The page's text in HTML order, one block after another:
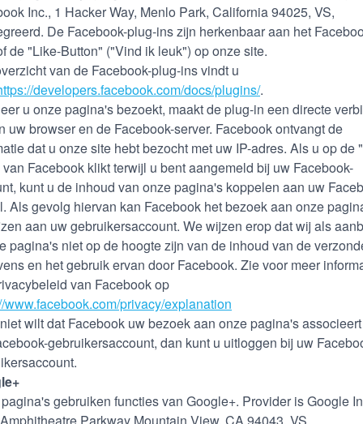
Inc., 1 Hacker Way, Menlo Park, California 94025, VS,
De Facebook-plug-ins zijn herkenbaar aan het
de "Like-Button" ("Vind ik leuk") op onze site.
van de Facebook-plug-ins vindt u
developers.facebook.com/docs/plugins/.
u onze pagina's bezoekt, maakt de plug-in een directe
uw browser en de Facebook-server. Facebook ontvangt de
dat u onze site hebt bezocht met uw IP-adres. Als u op de
Facebook klikt terwijl u bent aangemeld bij uw Facebook-
kunt u de inhoud van onze pagina's koppelen aan uw
Als gevolg hiervan kan Facebook het bezoek aan onze
aan uw gebruikersaccount. We wijzen erop dat wij als
pagina's niet op de hoogte zijn van de inhoud van de
en het gebruik ervan door Facebook. Zie voor meer
van Facebook op
www.facebook.com/privacy/explanation
wilt dat Facebook uw bezoek aan onze pagina's
gebruikersaccount, dan kunt u uitloggen bij uw
gebruiken functies van Google+. Provider is Google